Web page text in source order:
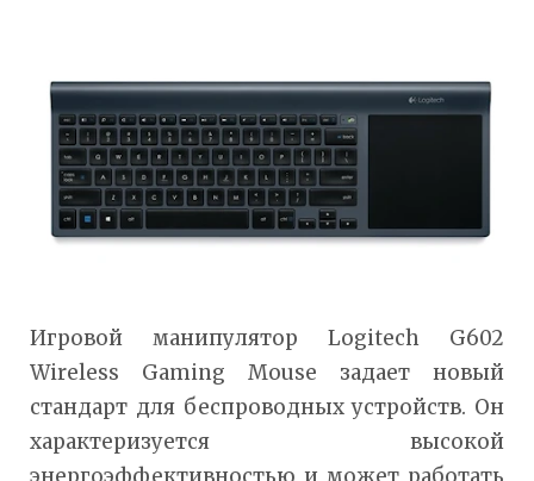
Игровой манипулятор Logitech G602
Wireless Gaming Mouse задает новый
стандарт для беспроводных устройств. Он
характеризуется высокой